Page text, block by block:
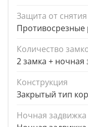
Защита от снятия
Противосрезные
Количество
2 замка + ночная
Конструкция
Закрытый тип
Ночная задвижка